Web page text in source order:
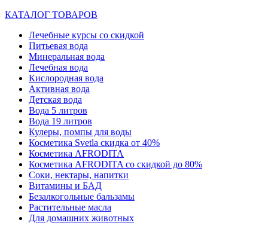
КАТАЛОГ ТОВАРОВ
Лечебные курсы со скидкой
Питьевая вода
Минеральная вода
Лечебная вода
Кислородная вода
Активная вода
Детская вода
Вода 5 литров
Вода 19 литров
Кулеры, помпы для воды
Косметика Svetla скидка от 40%
Косметика AFRODITA
Косметика AFRODITA со скидкой до 80%
Соки, нектары, напитки
Витамины и БАД
Безалкогольные бальзамы
Растительные масла
Для домашних животных